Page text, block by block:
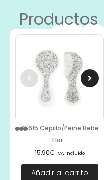
75615 Cepillo/Peine Bebe
Flor...
15,90€ IVA Incluido
Añadir al carrito